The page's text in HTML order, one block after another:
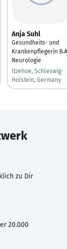
Anja Suhl
Gesundheits- und
Krankenpflegerin
Neurologie
Itzehoe, Schleswig-
Holstein, Germany
zu Dir
20.000